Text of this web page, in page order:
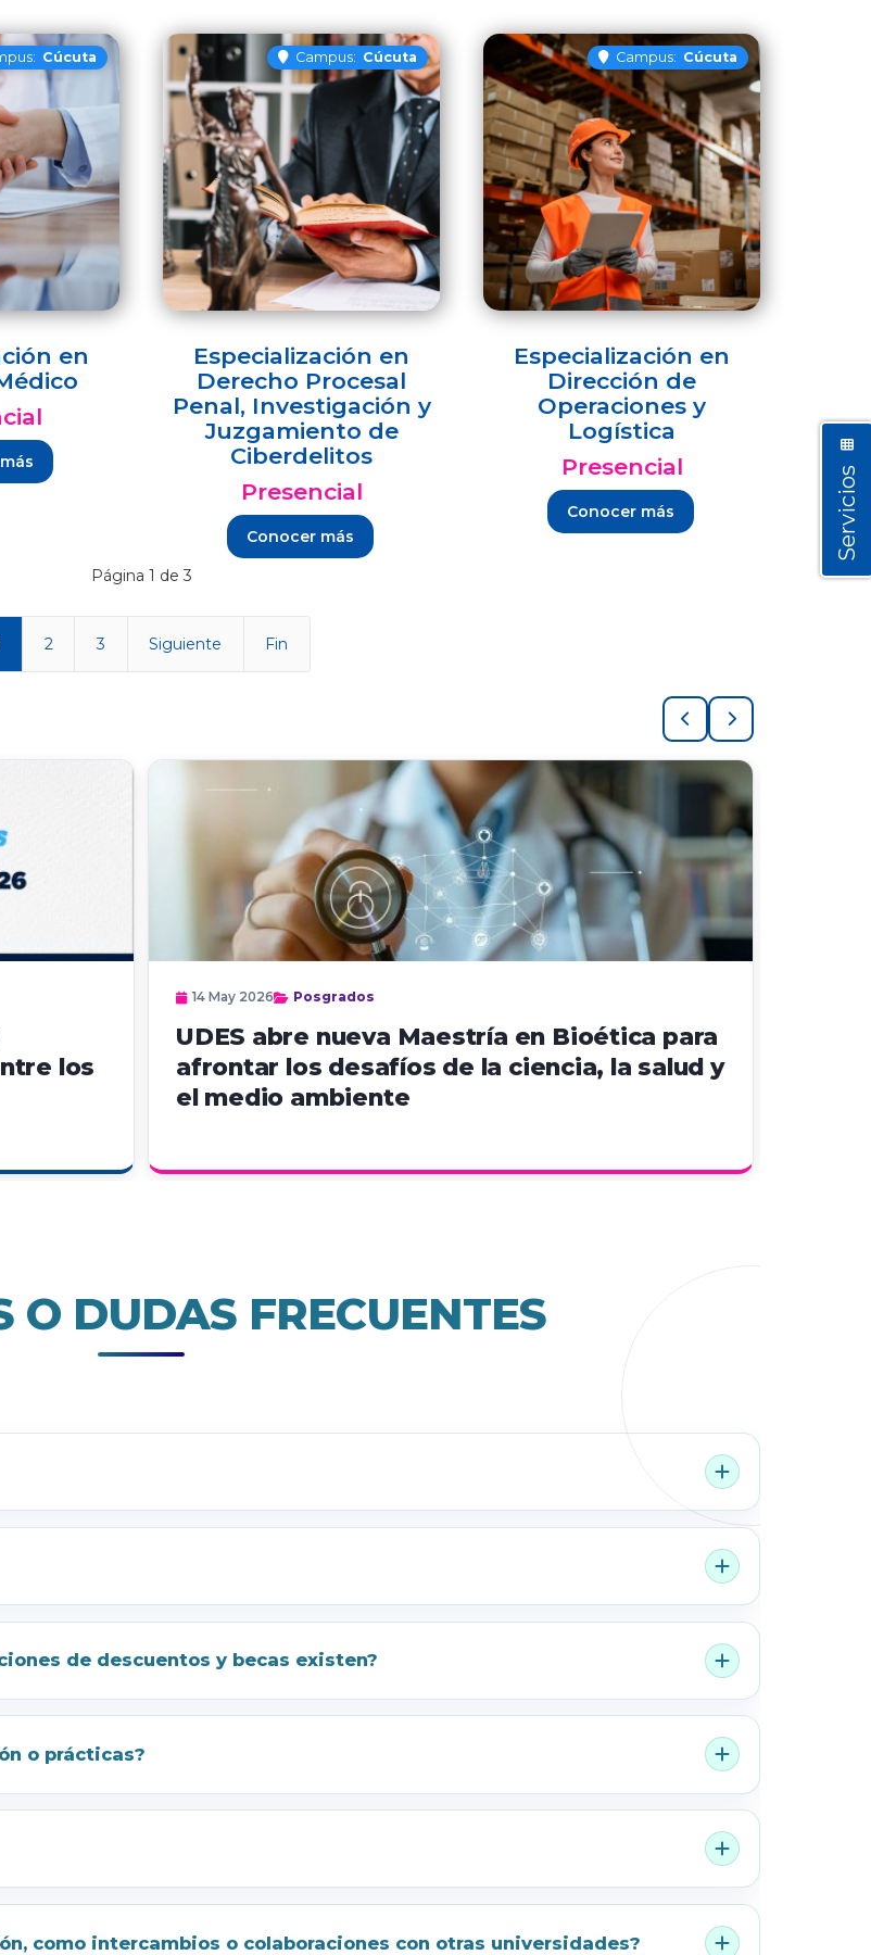
Cúcuta
en
Campus: Cúcuta
Especialización en
Derecho Procesal
Penal, Investigación y
Juzgamiento de
Ciberdelitos
Presencial
Conocer más
Campus: Cúcuta
Especialización en
Dirección de
Operaciones y
Logística
Presencial
Conocer más
Página 1 de 3
2 3 Siguiente Fin
los
14 May 2026 Posgrados
UDES abre nueva Maestría en Bioética para
afrontar los desafíos de la ciencia, la salud y
el medio ambiente
O DUDAS FRECUENTES
de descuentos y becas existen?
o prácticas?
como intercambios o colaboraciones con otras universidades?
Servicios